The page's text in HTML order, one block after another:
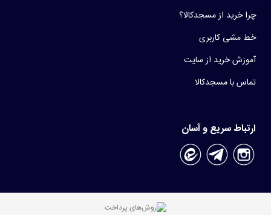
چرا خرید از مسجدکالا؟
خط مشی کاربری
آموزش خرید از سایت
تماس با مسجدکالا
ارتباط سریع و آسان